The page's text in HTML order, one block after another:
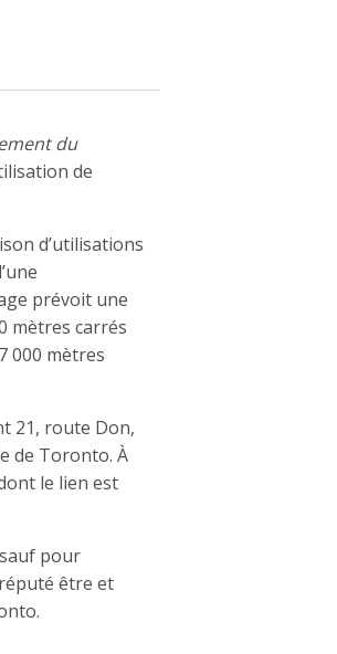
du
de
d’utilisations
prévoit une
mètres carrés
000 mètres
21, route Don,
de Toronto. À
le lien est
pour
être et